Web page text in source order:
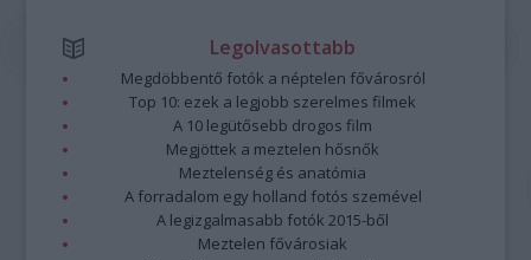
Legolvasottabb
Megdöbbentő fotók a néptelen fővárosról
Top 10: ezek a legjobb szerelmes filmek
A 10 legütősebb drogos film
Megjöttek a meztelen hősnők
Meztelenség és anatómia
A forradalom egy holland fotós szemével
A legizgalmasabb fotók 2015-ből
Meztelen fővárosiak